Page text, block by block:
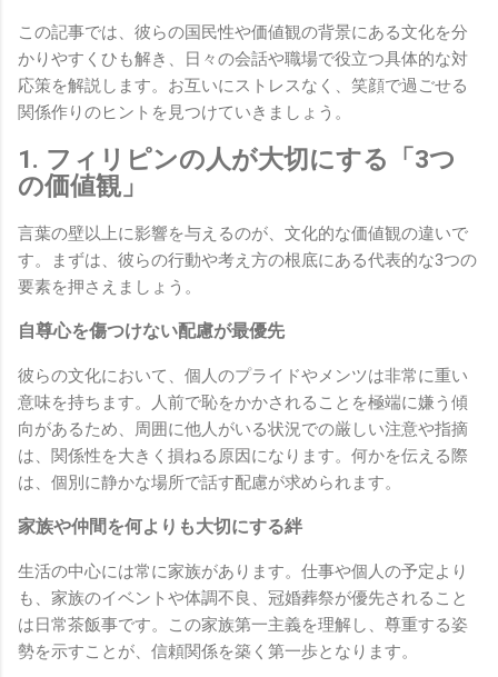
この記事では、彼らの国民性や価値観の背景にある文化を分
かりやすくひも解き、日々の会話や職場で役立つ具体的な対
応策を解説します。お互いにストレスなく、笑顔で過ごせる
関係作りのヒントを見つけていきましょう。
1. フィリピンの人が大切にする「3つ
の価値観」
言葉の壁以上に影響を与えるのが、文化的な価値観の違いで
す。まずは、彼らの行動や考え方の根底にある代表的な3つの
要素を押さえましょう。
自尊心を傷つけない配慮が最優先
彼らの文化において、個人のプライドやメンツは非常に重い
意味を持ちます。人前で恥をかかされることを極端に嫌う傾
向があるため、周囲に他人がいる状況での厳しい注意や指摘
は、関係性を大きく損ねる原因になります。何かを伝える際
は、個別に静かな場所で話す配慮が求められます。
家族や仲間を何よりも大切にする絆
生活の中心には常に家族があります。仕事や個人の予定より
も、家族のイベントや体調不良、冠婚葬祭が優先されること
は日常茶飯事です。この家族第一主義を理解し、尊重する姿
勢を示すことが、信頼関係を築く第一歩となります。